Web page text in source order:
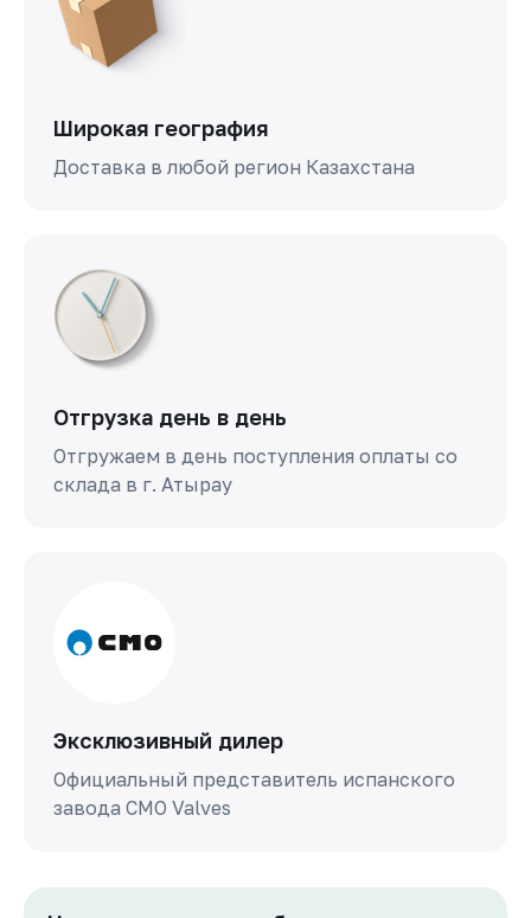
Широкая география
Доставка в любой регион Казахстана
Отгрузка день в день
Отгружаем в день поступления оплаты со
склада в г. Атырау
Эксклюзивный дилер
Официальный представитель испанского
завода СМО Valves